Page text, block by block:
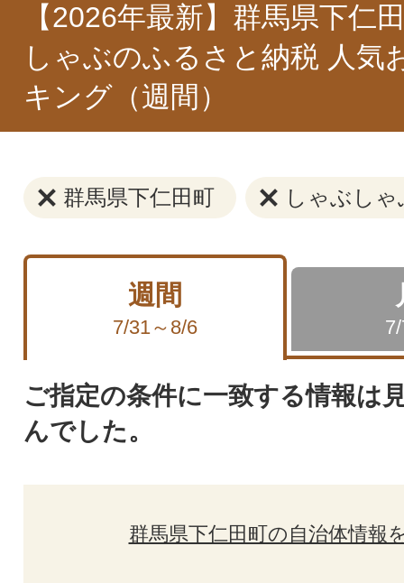
【2026年最新】群馬県下仁
しゃぶのふるさと納税 人気
キング（週間）
群馬県下仁田町 しゃぶしゃ
週間
7/31～8/6
ご指定の条件に一致する情報は
んでした。
群馬県下仁田町の自治体情報